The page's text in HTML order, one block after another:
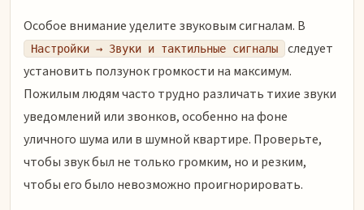
Особое внимание уделите звуковым сигналам. В
Настройки → Звуки и тактильные сигналы
следует
установить ползунок громкости на максимум.
Пожилым людям часто трудно различать тихие звуки
уведомлений или звонков, особенно на фоне
уличного шума или в шумной квартире. Проверьте,
чтобы звук был не только громким, но и резким,
чтобы его было невозможно проигнорировать.